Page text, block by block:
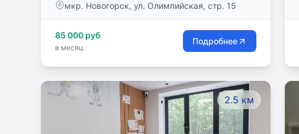
предметам. Основной акцент образовательного
устойчивых личностных качеств, позволяющих
детям успешно адаптироваться в жизни. К
созидательной деятельности, отработка
навыков, подготовка к поступлению и обучению
в ведущих Частных школах. С 5-го по 9-й
классы приоритетным направлением
мкр. Новогорск, ул. Олимпийская, стр. 15
85 000 руб
в месяц
Подробнее
2.5 км